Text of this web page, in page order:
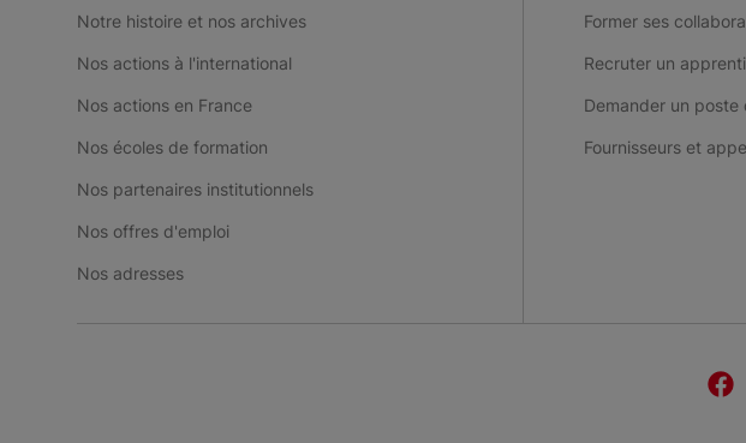
Notre histoire et nos archives
Nos actions à l'international
Nos actions en France
Nos écoles de formation
Nos partenaires institutionnels
Nos offres d'emploi
Nos adresses
Former ses
Recruter un apprenti
Demander un poste
Fournisseurs et